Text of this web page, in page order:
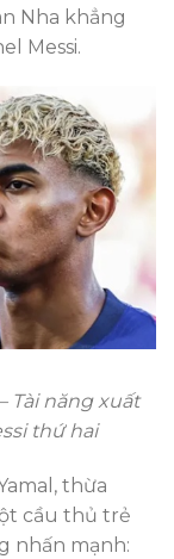
Nha khẳng
Messi.
Tài năng xuất
thứ hai
thừa
cầu thủ trẻ
nhấn mạnh: